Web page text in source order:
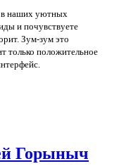
в наших уютных
и почувствуете
Зум-зум это
только положительное
Горыныч